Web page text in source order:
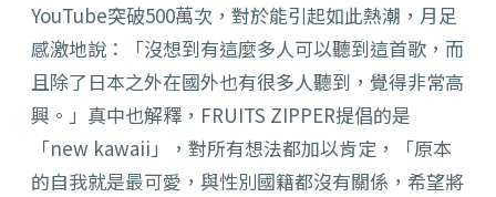
YouTube突破500萬次，對於能引起如此熱潮，月足
感激地說：「沒想到有這麼多人可以聽到這首歌，而
且除了日本之外在國外也有很多人聽到，覺得非常高
興。」真中也解釋，FRUITS ZIPPER提倡的是
「new kawaii」，對所有想法都加以肯定，「原本
的自我就是最可愛，與性別國籍都沒有關係，希望將